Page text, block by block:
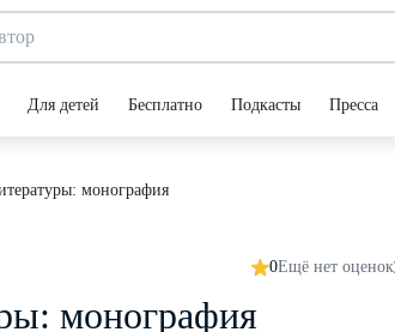
Для детей Бесплатно Подкасты Пресса
монография
0Ещё нет оценок
монография